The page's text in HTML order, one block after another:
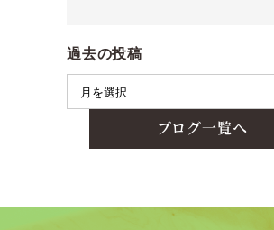
過去の投稿
ブログ一覧へ